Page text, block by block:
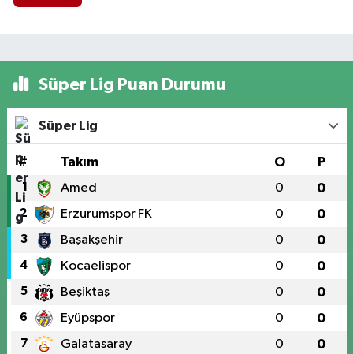
Süper Lig Puan Durumu
Süper Lig
# Takım O P
1 Amed 0 0
2 Erzurumspor FK 0 0
3 Başakşehir 0 0
4 Kocaelispor 0 0
5 Beşiktaş 0 0
6 Eyüpspor 0 0
7 Galatasaray 0 0